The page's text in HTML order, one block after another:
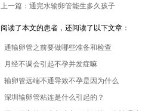
上一篇：通完水输卵管能生多久孩子
阅读了本文的患者，还阅读了以下文章：
通输卵管之前要做哪些准备和检查
月经不调会引起不孕并发症嘛
输卵管远端不通导致不孕是因为什么
深圳输卵管粘连是什么引起的？